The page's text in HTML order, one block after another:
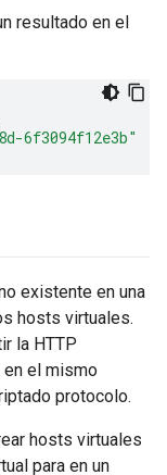
resultado en el
6f3094f12e3b"
existente en una
hosts virtuales.
la HTTP
el mismo
protocolo.
hosts virtuales
para en un